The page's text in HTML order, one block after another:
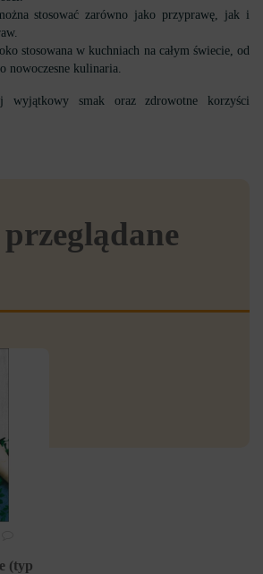
stosować zarówno jako przyprawę, jak i
stosowana w kuchniach na całym świecie, od
nowoczesne kulinaria.
smak oraz zdrowotne korzyści
(typ